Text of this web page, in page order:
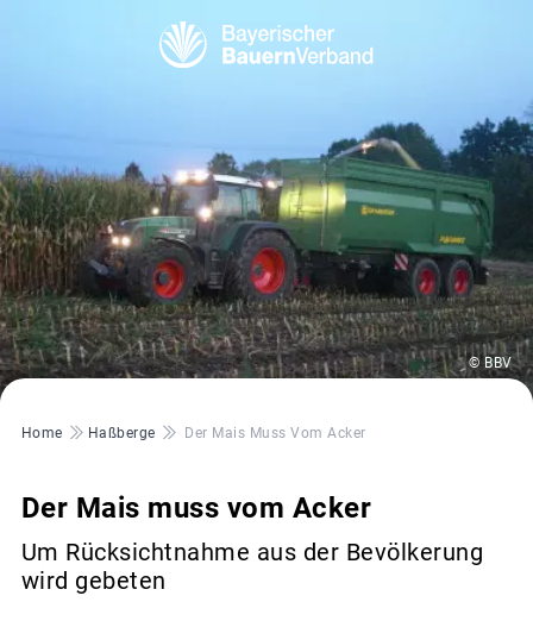
© BBV
Pfadnavigation
Home Haßberge Der Mais Muss Vom Acker
Der Mais muss vom Acker
Um Rücksichtnahme aus der Bevölkerung
wird gebeten